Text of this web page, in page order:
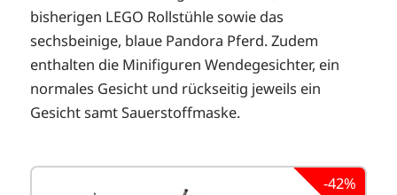
bisherigen LEGO Rollstühle sowie das
sechsbeinige, blaue Pandora Pferd. Zudem
enthalten die Minifiguren Wendegesichter, ein
normales Gesicht und rückseitig jeweils ein
Gesicht samt Sauerstoffmaske.
-42%